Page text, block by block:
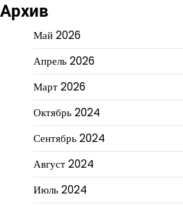
Архив
Май 2026
Апрель 2026
Март 2026
Октябрь 2024
Сентябрь 2024
Август 2024
Июль 2024